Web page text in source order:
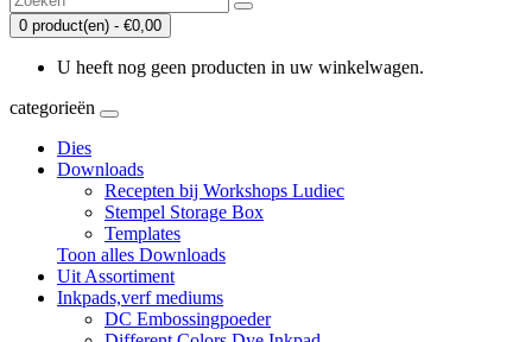
0 product(en) - €0,00
U heeft nog geen producten in uw winkelwagen.
categorieën
Dies
Downloads
Recepten bij Workshops Ludiec
Stempel Storage Box
Templates
Toon alles Downloads
Uit Assortiment
Inkpads,verf mediums
DC Embossingpoeder